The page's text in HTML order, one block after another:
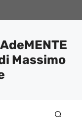
Massimo